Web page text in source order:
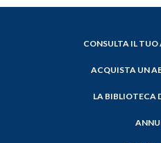
CONSULTA IL
ACQUISTA UN
LA BIBLIOTECA